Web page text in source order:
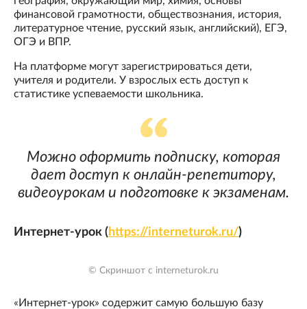
финансовой грамотности, обществознания, история,
литературное чтение, русский язык, английский), ЕГЭ,
ОГЭ и ВПР.
На платформе могут зарегистрироваться дети,
учителя и родители. У взрослых есть доступ к
статистике успеваемости школьника.
Можно оформить подписку, которая
дает доступ к онлайн-репетитору,
видеоурокам и подготовке к экзаменам.
Интернет-урок ( https://interneturok.ru/)
© Скриншот с interneturok.ru
«Интернет-урок» содержит самую большую базу